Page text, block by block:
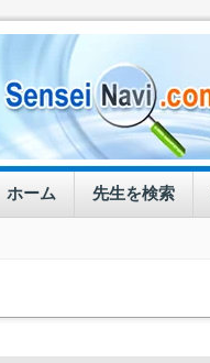
ホーム 先生を検索